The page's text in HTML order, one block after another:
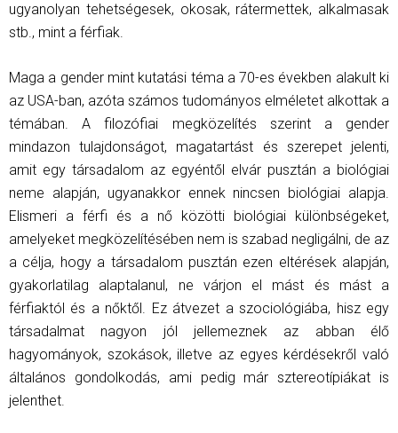
ugyanolyan tehetségesek, okosak, rátermettek, alkalmasak
stb., mint a férfiak.
Maga a gender mint kutatási téma a 70-es években alakult ki
az USA-ban, azóta számos tudományos elméletet alkottak a
témában. A filozófiai megközelítés szerint a gender
mindazon tulajdonságot, magatartást és szerepet jelenti,
amit egy társadalom az egyéntől elvár pusztán a biológiai
neme alapján, ugyanakkor ennek nincsen biológiai alapja.
Elismeri a férfi és a nő közötti biológiai különbségeket,
amelyeket megközelítésében nem is szabad negligálni, de az
a célja, hogy a társadalom pusztán ezen eltérések alapján,
gyakorlatilag alaptalanul, ne várjon el mást és mást a
férfiaktól és a nőktől. Ez átvezet a szociológiába, hisz egy
társadalmat nagyon jól jellemeznek az abban élő
hagyományok, szokások, illetve az egyes kérdésekről való
általános gondolkodás, ami pedig már sztereotípiákat is
jelenthet.